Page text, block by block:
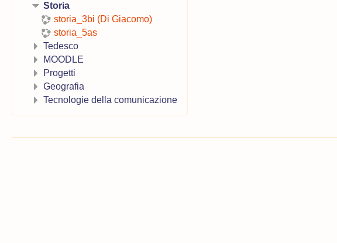
Storia
storia_3bi (Di Giacomo)
storia_5as
Tedesco
MOODLE
Progetti
Geografia
Tecnologie della comunicazione